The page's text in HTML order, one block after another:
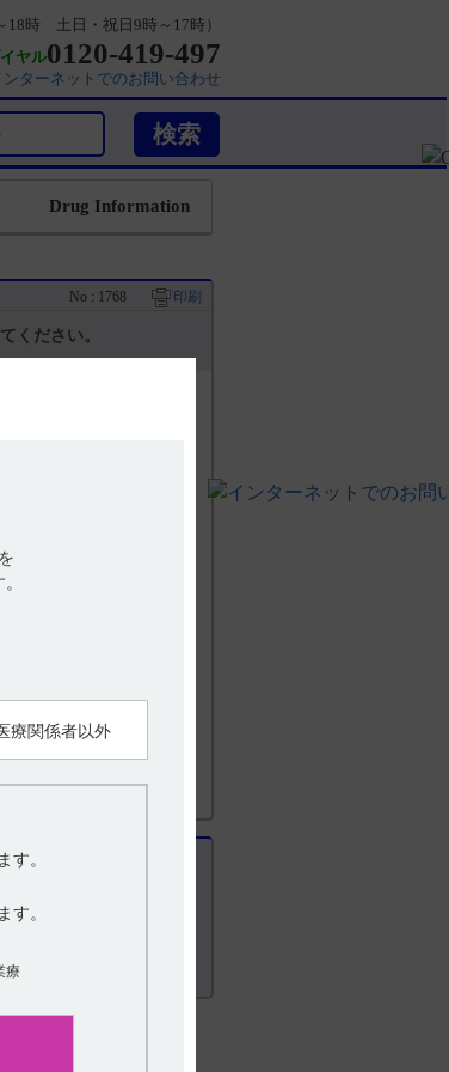
18時 土日・祝日9時～17時）
ヤル0120-419-497
ンターネットでのお問い合わせ
Drug Information
療関係者以外
す。
す。
療
No : 1768 印刷
ください。
（第1版）